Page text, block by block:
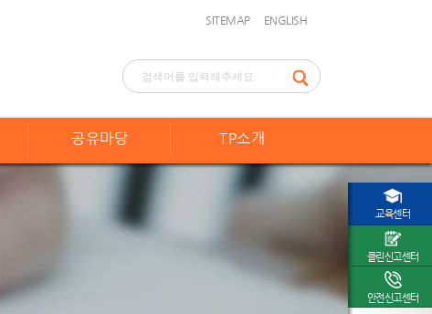
SITEMAP ENGLISH
공유마당 TP소개
교육센터
클린신고센터
안전신고센터